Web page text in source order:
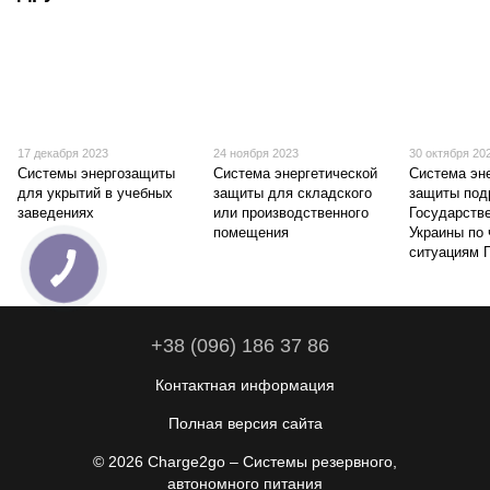
17 декабря 2023
Системы энергозащиты
для укрытий в учебных
заведениях
24 ноября 2023
Система энергетической
защиты для складского
или производственного
помещения
30 октября
Система
защиты
Украины по
ситуациям
+38 (096) 186 37 86
Контактная информация
Полная версия сайта
© 2026 Charge2go – Системы резервного,
автономного питания